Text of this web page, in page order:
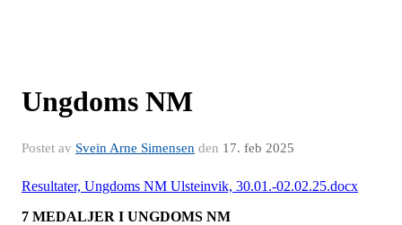
Ungdoms NM
Postet av Svein Arne Simensen den 17. feb 2025
Resultater, Ungdoms NM Ulsteinvik, 30.01.-02.02.25.docx
7 MEDALJER I UNGDOMS NM